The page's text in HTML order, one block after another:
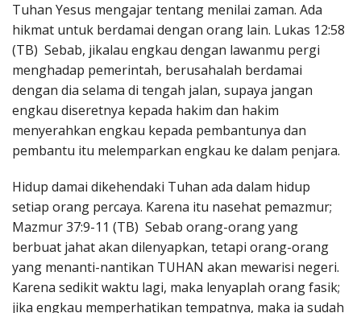
Tuhan Yesus mengajar tentang menilai zaman. Ada
hikmat untuk berdamai dengan orang lain. Lukas 12:58
(TB) Sebab, jikalau engkau dengan lawanmu pergi
menghadap pemerintah, berusahalah berdamai
dengan dia selama di tengah jalan, supaya jangan
engkau diseretnya kepada hakim dan hakim
menyerahkan engkau kepada pembantunya dan
pembantu itu melemparkan engkau ke dalam penjara.
Hidup damai dikehendaki Tuhan ada dalam hidup
setiap orang percaya. Karena itu nasehat pemazmur;
Mazmur 37:9-11 (TB) Sebab orang-orang yang
berbuat jahat akan dilenyapkan, tetapi orang-orang
yang menanti-nantikan TUHAN akan mewarisi negeri.
Karena sedikit waktu lagi, maka lenyaplah orang fasik;
jika engkau memperhatikan tempatnya, maka ia sudah